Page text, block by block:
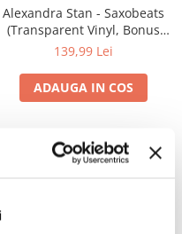
Alexandra Stan - Saxobeats
(Transparent Vinyl, Bonus
Tracks) ) (Disc Vinil)
139,99 Lei
ADAUGA IN COS
Genesis - We Can't Dance,
(CD)